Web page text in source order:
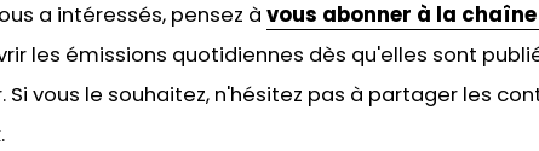
a intéressés, pensez à vous abonner à la chaîne
les émissions quotidiennes dès qu'elles sont
vous le souhaitez, n'hésitez pas à partager les